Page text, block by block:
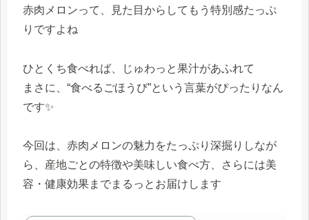
赤肉メロンって、見た目からしてもう特別感たっぷ
りですよね
ひとくち食べれば、じゅわっと果汁があふれて
まさに、“食べるごほうび”という言葉がぴったりなん
です✨
今回は、赤肉メロンの魅力をたっぷり深掘りしなが
ら、産地ごとの特徴や美味しい食べ方、さらには美
容・健康効果までまるっとお届けします